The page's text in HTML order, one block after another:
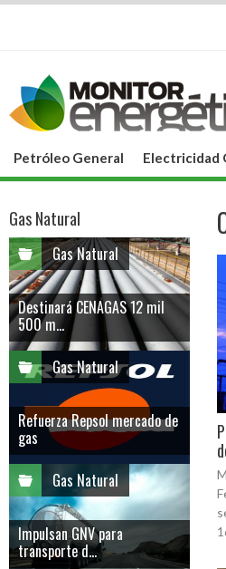
Petróleo General Electricidad
Gas Natural
Gas Natural
Destinará CENAGAS 12 mil
500 m...
Gas Natural
Refuerza Repsol mercado de
gas
Gas Natural
Impulsan GNV para
transporte d...